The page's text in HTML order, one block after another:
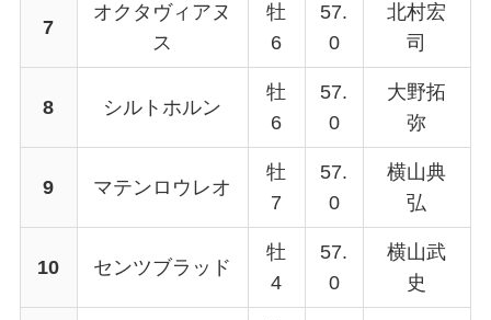
7
オクタヴィアヌ
ス
牡
6
57.
0
北村宏
司
8 シルトホルン
牡
6
57.
0
大野拓
弥
9 マテンロウレオ
牡
7
57.
0
横山典
弘
10 センツブラッド
牡
4
57.
0
横山武
史